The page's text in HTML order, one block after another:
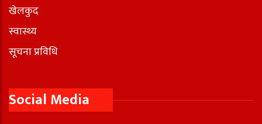
खेलकुद
स्वास्थ्य
सूचना प्रविधि
Social Media